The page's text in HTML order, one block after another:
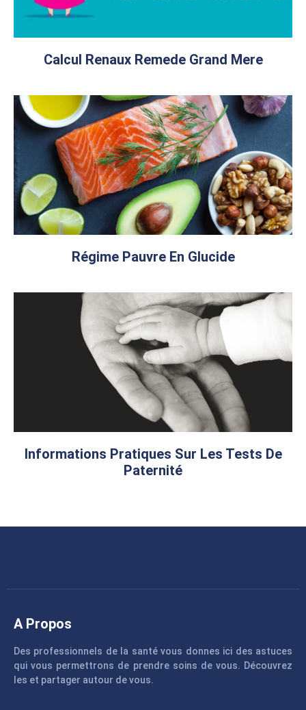
Calcul Renaux Remede Grand Mere
Régime Pauvre En Glucide
Informations Pratiques Sur Les Tests De
Paternité
A Propos
Des professionnels de la santé vous donnes ici des astuces
qui vous permettrons de prendre soins de vous. Découvrez
les et partager autour de vous.